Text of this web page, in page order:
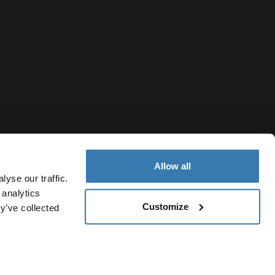
our traffic.
collected
Allow all
Customize
Cookiepolicy Cookieinställningar Current market/